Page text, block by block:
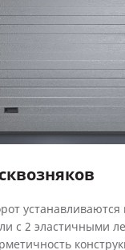
устанавливаются
с 2 эластичными